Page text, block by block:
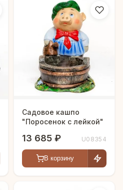
Садовое кашпо
"Поросенок с лейкой"
13 685 ₽ U08354
В корзину